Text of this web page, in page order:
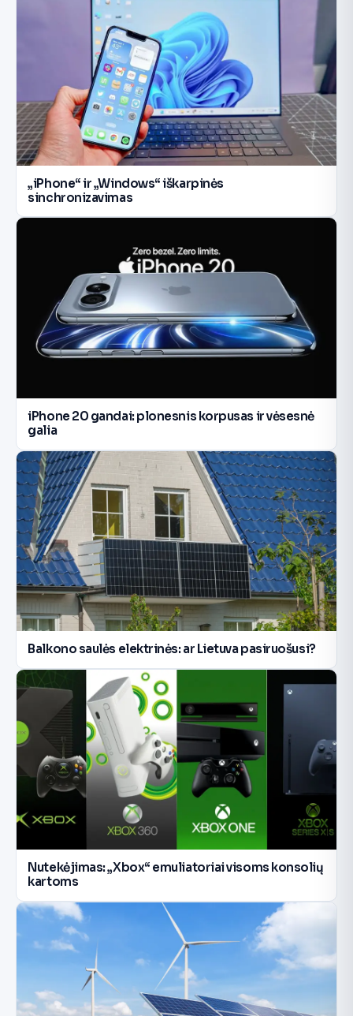
„iPhone“ ir „Windows“ iškarpinės
sinchronizavimas
iPhone 20 gandai: plonesnis korpusas ir vėsesnė
galia
Balkono saulės elektrinės: ar Lietuva pasiruošusi?
Nutekėjimas: „Xbox“ emuliatoriai visoms konsolių
kartoms